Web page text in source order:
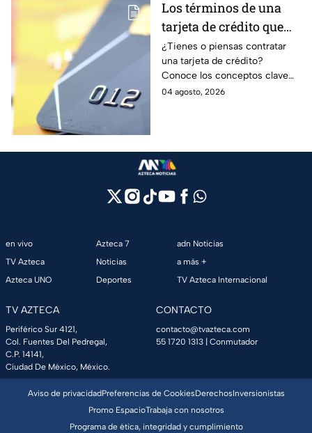
Los términos de una
tarjeta de crédito que
debes entender para
evitar deudas
¿Tienes o piensas contratar
una tarjeta de crédito?
Conoce los conceptos clave
como CAT, fecha de corte,
04 agosto, 2026
en vivo
TV Azteca
Azteca UNO
Azteca 7
Noticias
Deportes
adn Noticias
a más +
TV Azteca Internacional
TV AZTECA
Periférico Sur 4121,
Col. Fuentes Del Pedregal,
C.P. 14141,
Ciudad De México, México.
CONTACTO
contacto@tvazteca.com
55 1720 1313 | Conmutador
Aviso de privacidadPreferencias de CookiesDerechosInversionistas
Promo EspacioTrabaja con nosotros
Programa de ética, integridad y cumplimiento